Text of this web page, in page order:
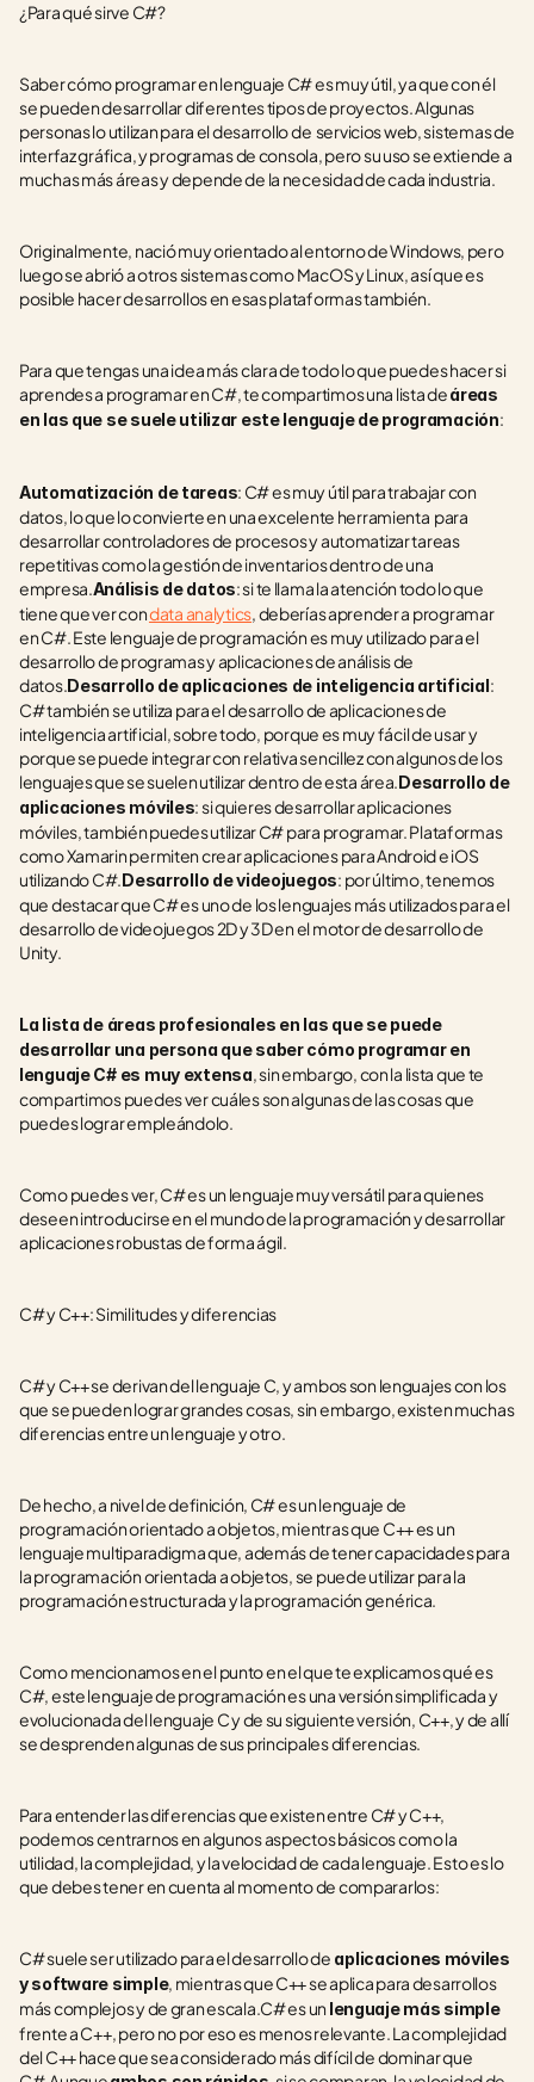
¿Para qué sirve C#?
Saber cómo programar en lenguaje C# es muy útil, ya que con él
se pueden desarrollar diferentes tipos de proyectos. Algunas
personas lo utilizan para el desarrollo de  servicios web, sistemas de
interfaz gráfica, y programas de consola, pero su uso se extiende a
muchas más áreas y depende de la necesidad de cada industria.
Originalmente, nació muy orientado al entorno de Windows, pero
luego se abrió a otros sistemas como MacOS y Linux, así que es
posible hacer desarrollos en esas plataformas también.
Para que tengas una idea más clara de todo lo que puedes hacer si
aprendes a programar en C#, te compartimos una lista de áreas
en las que se suele utilizar este lenguaje de programación:
Automatización de tareas: C# es muy útil para trabajar con
datos, lo que lo convierte en una excelente herramienta  para
desarrollar controladores de procesos y automatizar tareas
repetitivas como la gestión de inventarios dentro de una
empresa.Análisis de datos: si te llama la atención todo lo que
tiene que ver con data analytics, deberías aprender a programar
en C#. Este lenguaje de programación es muy utilizado para el
desarrollo de programas y aplicaciones de análisis de
datos.Desarrollo de aplicaciones de inteligencia artificial:
C# también se utiliza para el desarrollo de aplicaciones de
inteligencia artificial, sobre todo, porque es muy fácil de usar y
porque se puede integrar con relativa sencillez con algunos de los
lenguajes que se suelen utilizar dentro de esta área.Desarrollo de
aplicaciones móviles: si quieres desarrollar aplicaciones
móviles, también puedes utilizar C# para programar. Plataformas
como Xamarin permiten crear aplicaciones para Android e iOS
utilizando C#.Desarrollo de videojuegos: por último, tenemos
que destacar que C# es uno de los lenguajes más utilizados para el
desarrollo de videojuegos 2D y 3D en el motor de desarrollo de
Unity.
La lista de áreas profesionales en las que se puede
desarrollar una persona que saber cómo programar en
lenguaje C# es muy extensa, sin embargo, con la lista que te
compartimos puedes ver cuáles son algunas de las cosas que
puedes lograr empleándolo.
Como puedes ver, C# es un lenguaje muy versátil para quienes
deseen introducirse en el mundo de la programación y desarrollar
aplicaciones robustas de forma ágil.
C# y C++: Similitudes y diferencias
C# y C++ se derivan del lenguaje C, y ambos son lenguajes con los
que se pueden lograr grandes cosas, sin embargo, existen muchas
diferencias entre un lenguaje y otro.
De hecho, a nivel de definición, C# es un lenguaje de
programación orientado a objetos, mientras que C++ es un
lenguaje multiparadigma que, además de tener capacidades para
la programación orientada a objetos, se puede utilizar para la
programación estructurada y la programación genérica.
Como mencionamos en el punto en el que te explicamos qué es
C#, este lenguaje de programación es una versión simplificada y
evolucionada del lenguaje C y de su siguiente versión, C++, y de allí
se desprenden algunas de sus principales diferencias.
Para entender las diferencias que existen entre C# y C++,
podemos centrarnos en algunos aspectos básicos como la
utilidad, la complejidad, y la velocidad de cada lenguaje. Esto es lo
que debes tener en cuenta al momento de compararlos:
C# suele ser utilizado para el desarrollo de aplicaciones móviles
y software simple, mientras que C++ se aplica para desarrollos
más complejos y de gran escala.C# es un lenguaje más simple
frente a C++, pero no por eso es menos relevante. La complejidad
del C++ hace que sea considerado más difícil de dominar que